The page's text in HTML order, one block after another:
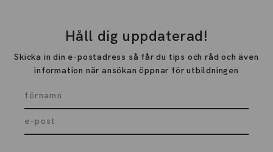
Håll dig uppdaterad!
Skicka in din e-postadress så får du tips och råd och även
information när ansökan öppnar för utbildningen